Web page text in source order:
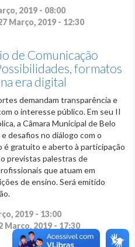
2019 - 08:00
Março, 2019 - 12:30
de Comunicação
formatos
era digital
demandam transparência e
o interesse público. Em seu II
a Câmara Municipal de Belo
desafios no diálogo com o
é gratuito e aberto à participação
previstas palestras de
que atuam em
de ensino. Será emitido
2019 - 13:00
2019 - 17:30